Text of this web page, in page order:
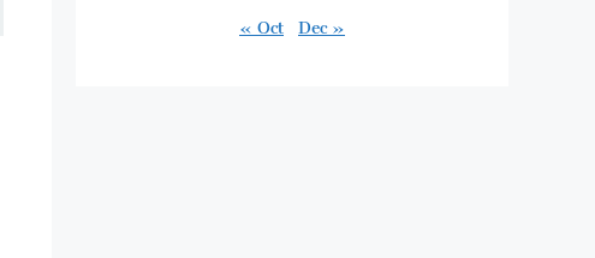
« Oct Dec »